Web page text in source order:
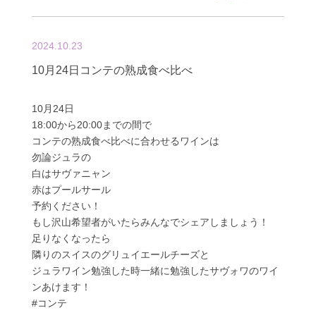
2024.10.23
10月24日コンテの熟成食べ比べ
10月24日
18:00から20:00までの間で
コンテの熟成食べ比べに合わせるワインは
勿論ジュラの
白はサヴァニャン
赤はプールサール
予約ください！
もし沢山希望者がいたらみんなでシェアしましょう！
足りなくなったら
隣りのスイスのグリュイエールチーズと
ジュラワイン勉強した時一緒に勉強したサヴォワのワイ
ンあけます！
#コンテ